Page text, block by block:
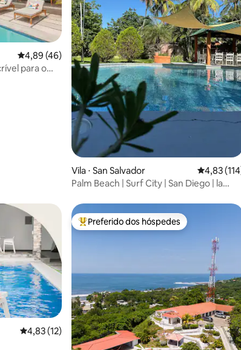
4,89 de uma avaliação média de 5, 46 avaliações
4,89 (46)
para o
Vila ⋅ San Salvador 4,83 de
4,83
Palm Beach | Surf City | San Diego | la
4,83 de uma avaliação média de 5, 12 avaliações
4,83 (12)
Entre os melhores preferidos dos
Preferido dos hóspedes